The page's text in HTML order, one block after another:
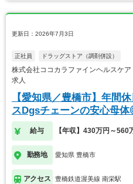
更新日：2026年7月3日
正社員 ドラッグストア（調剤併設）
株式会社ココカラファインヘルスケ
求人
【愛知県／豊橋市】年間
スDgsチェーンの安心母
給与 【年収】430万円～560
勤務地 愛知県 豊橋市
アクセス 豊橋鉄道渥美線 南栄駅